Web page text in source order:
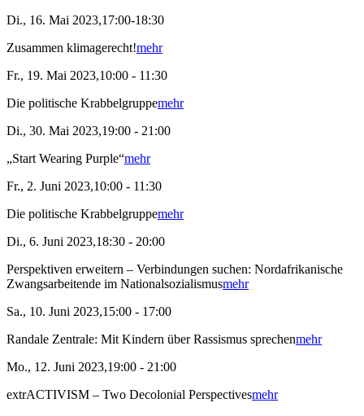
Di., 16. Mai 2023,17:00-18:30
Zusammen klimagerecht!mehr
Fr., 19. Mai 2023,10:00 - 11:30
Die politische Krabbelgruppemehr
Di., 30. Mai 2023,19:00 - 21:00
„Start Wearing Purple“mehr
Fr., 2. Juni 2023,10:00 - 11:30
Die politische Krabbelgruppemehr
Di., 6. Juni 2023,18:30 - 20:00
Perspektiven erweitern – Verbindungen suchen: Nordafrikanische
Zwangsarbeitende im Nationalsozialismusmehr
Sa., 10. Juni 2023,15:00 - 17:00
Randale Zentrale: Mit Kindern über Rassismus sprechenmehr
Mo., 12. Juni 2023,19:00 - 21:00
extrACTIVISM – Two Decolonial Perspectivesmehr